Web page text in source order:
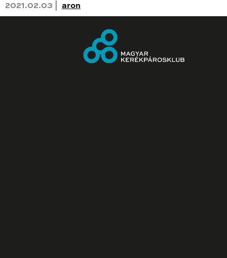
2021.02.03 | aron